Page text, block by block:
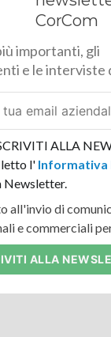
CorCom
importanti, gli
e le interviste
ALLA
letto l' Informativa
Newsletter.
all'invio di
e commerciali
ALLA